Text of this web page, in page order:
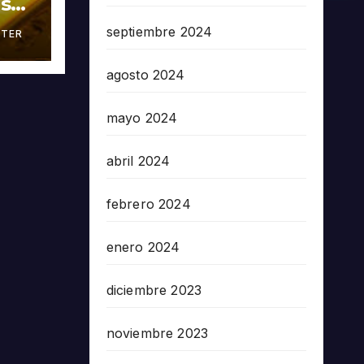
septiembre 2024
agosto 2024
mayo 2024
abril 2024
febrero 2024
enero 2024
diciembre 2023
noviembre 2023